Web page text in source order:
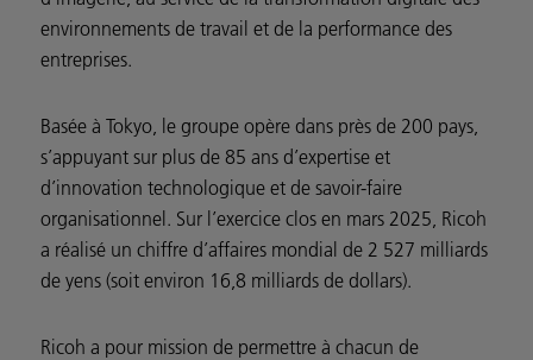
environnements de travail et de la performance des
entreprises.
Basée à Tokyo, le groupe opère dans près de 200 pays,
s’appuyant sur plus de 85 ans d’expertise et
d’innovation technologique et de savoir-faire
organisationnel. Sur l’exercice clos en mars 2025, Ricoh
a réalisé un chiffre d’affaires mondial de 2 527 milliards
de yens (soit environ 16,8 milliards de dollars).
Ricoh a pour mission de permettre à chacun de